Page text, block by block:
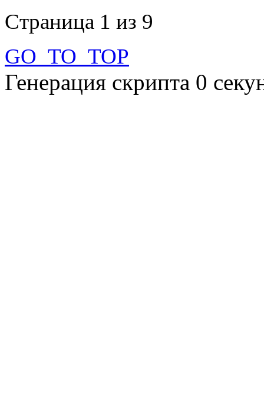
Страница 1 из 9
GO_TO_TOP
Генерация скрипта 0